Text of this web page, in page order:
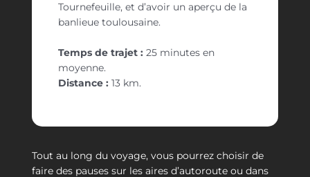
Tournefeuille, et d’avoir un aperçu de la
banlieue toulousaine.
Temps de trajet : 25 minutes en
moyenne.
Distance : 13 km.
Tout au long du voyage, vous pourrez choisir de
faire des pauses sur les aires d’autoroute ou dans